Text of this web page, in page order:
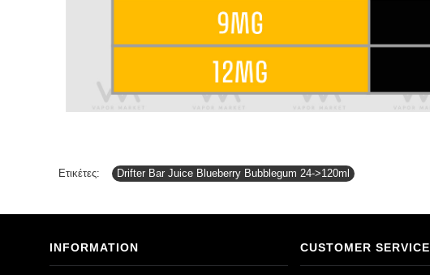
Ετικέτες: Drifter Bar Juice Blueberry Bubblegum 24->120ml
INFORMATION CUSTOMER SERVICE